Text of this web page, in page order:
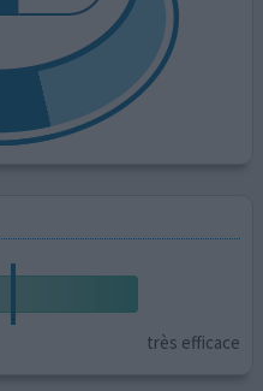
très efficace